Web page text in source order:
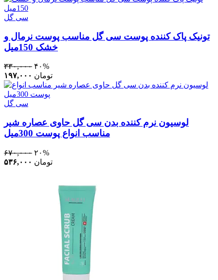
سی گل
تونیک پاک کننده پوست سی گل مناسب پوست نرمال و
خشک 150میل
۳۳۰,۰۰۰ ۴۰%
۱۹۷,۰۰۰ تومان
سی گل
لوسیون نرم کننده بدن سی گل حاوی عصاره شیر
مناسب انواع پوست 300میل
۶۷۰,۰۰۰ ۲۰%
۵۳۶,۰۰۰ تومان